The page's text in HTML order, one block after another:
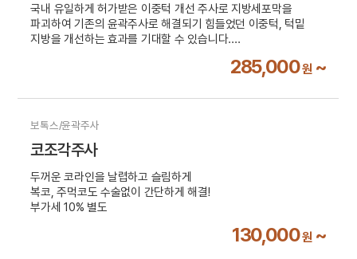
국내 유일하게 허가받은 이중턱 개선 주사로 지방세포막을
파괴하여 기존의 윤곽주사로 해결되기 힘들었던 이중턱, 턱밑
지방을 개선하는 효과를 기대할 수 있습니다.
285,000원 ~
보톡스/윤곽주사
코조각주사
두꺼운 코라인을 날렵하고 슬림하게
복코, 주먹코도 수술없이 간단하게 해결!
부가세 10% 별도
130,000원 ~